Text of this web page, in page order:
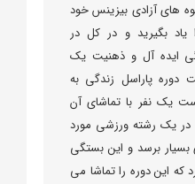
های آزادی بیزینس خود
یاد بگیرید و در کل در
آل و ذهنیت یک
دوره پاراسل زندگی به
یک نفر با تماشای آن
یک رشته ورزشی مورد
برسد و این بستگی
که این دوره را تماشا می